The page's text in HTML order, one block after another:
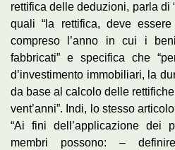
rettifica delle deduzioni, parla di
quali “la rettifica, deve
compreso l’anno in cui i
fabbricati” e specifica che
d’investimento immobiliari, la
da base al calcolo delle
vent’anni”. Indi, lo stesso
“Ai fini dell’applicazione
membri possono: –